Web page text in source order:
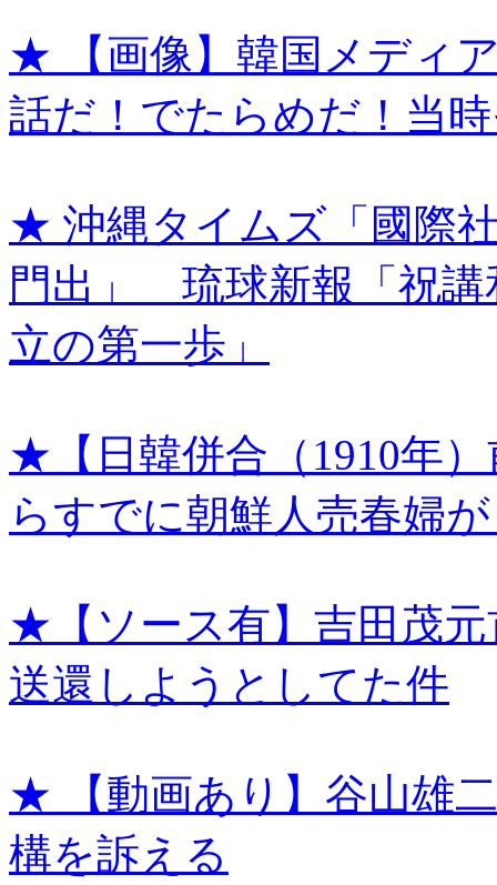
★ 【画像】韓国メディ
話だ！でたらめだ！当
★ 沖縄タイムズ「國際
門出」 琉球新報「祝講
立の第一歩」
★【日韓併合（1910年
らすでに朝鮮人売春婦
★【ソース有】吉田茂
送還しようとしてた件
★ 【動画あり】谷山雄
構を訴える